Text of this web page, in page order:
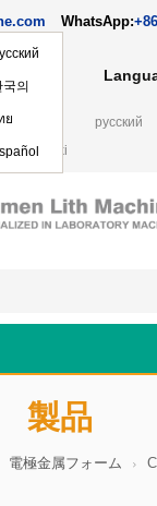
WhatsApp:
국의
ย русский
Polski
製品
電極金属フォーム